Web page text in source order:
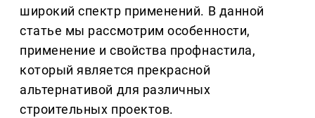
широкий спектр применений. В данной
статье мы рассмотрим особенности,
применение и свойства профнастила,
который является прекрасной
альтернативой для различных
строительных проектов.